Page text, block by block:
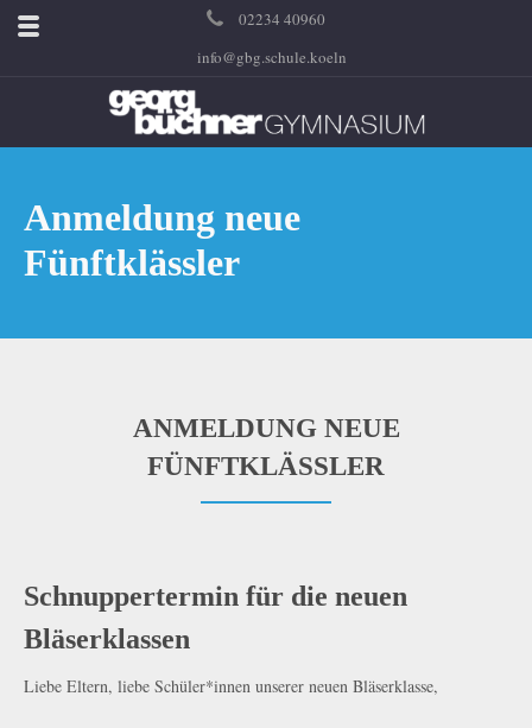
02234 40960
info@gbg.schule.koeln
Anmeldung neue
Fünftklässler
ANMELDUNG NEUE
FÜNFTKLÄSSLER
Schnuppertermin für die neuen
Bläserklassen
Liebe Eltern, liebe Schüler*innen unserer neuen Bläserklasse,